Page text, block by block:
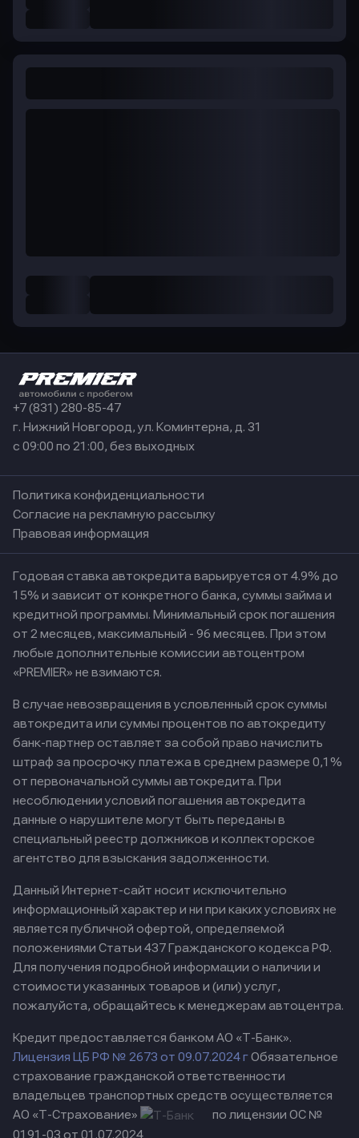
+7 (831) 280-85-47
г. Нижний Новгород, ул. Коминтерна, д. 31
с 09:00 по 21:00, без выходных
Политика конфиденциальности
Согласие на рекламную рассылку
Правовая информация
Годовая ставка автокредита варьируется от 4.9% до
15% и зависит от конкретного банка, суммы займа и
кредитной программы. Минимальный срок погашения
от 2 месяцев, максимальный - 96 месяцев. При этом
любые дополнительные комиссии автоцентром
«PREMIER» не взимаются.
В случае невозвращения в условленный срок суммы
автокредита или суммы процентов по автокредиту
банк-партнер оставляет за собой право начислить
штраф за просрочку платежа в среднем размере 0,1%
от первоначальной суммы автокредита. При
несоблюдении условий погашения автокредита
данные о нарушителе могут быть переданы в
специальный реестр должников и коллекторское
агентство для взыскания задолженности.
Данный Интернет-сайт носит исключительно
информационный характер и ни при каких условиях не
является публичной офертой, определяемой
положениями Статьи 437 Гражданского кодекса РФ.
Для получения подробной информации о наличии и
стоимости указанных товаров и (или) услуг,
пожалуйста, обращайтесь к менеджерам автоцентра.
Кредит предоставляется банком АО «Т-Банк».
Лицензия ЦБ РФ № 2673 от 09.07.2024 гОбязательное
страхование гражданской ответственности
владельцев транспортных средств осуществляется
АО «Т-Страхование»
по лицензии ОС №
0191-03 от 01.07.2024